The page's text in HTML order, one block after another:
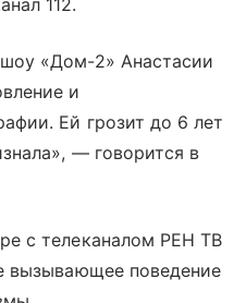
«Дом-2» Анастасии
и
Ей грозит до 6 лет
— говорится в
с телеканалом РЕН ТВ
вызывающее поведение